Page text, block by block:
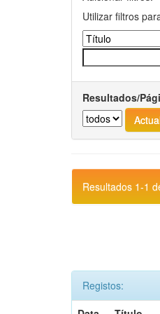
Utilizar filtros
Resultados/
Resultados 1-1
Registos: